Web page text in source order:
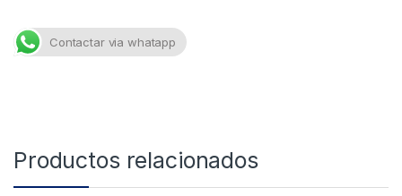
Contactar via whatapp
Productos relacionados